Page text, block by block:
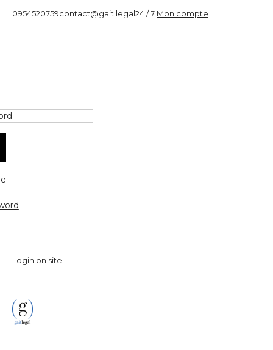
0954520759contact@gait.legal24 / 7 Mon compte
Login on site